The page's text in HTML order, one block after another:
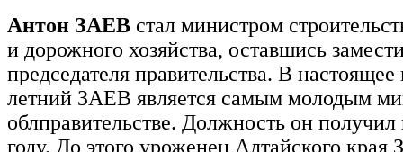
Антон ЗАЕВ стал министром
и дорожного хозяйства, оставшись
председателя правительства. В
летний ЗАЕВ является самым молодым
облправительстве. Должность он
году. До этого уроженец Алтайского края